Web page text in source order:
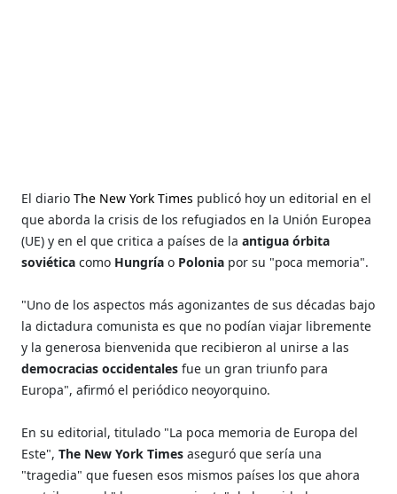
El diarioThe New York Times publicó hoy un editorial en el
que aborda la crisis de los refugiados en la Unión Europea
(UE) y en el que critica a países de la antigua órbita
soviética como Hungría o Polonia por su "poca memoria".
"Uno de los aspectos más agonizantes de sus décadas bajo
la dictadura comunista es que no podían viajar libremente
y la generosa bienvenida que recibieron al unirse a las
democracias occidentales fue un gran triunfo para
Europa", afirmó el periódico neoyorquino.
En su editorial, titulado "La poca memoria de Europa del
Este",The New York Times aseguró que sería una
"tragedia" que fuesen esos mismos países los que ahora